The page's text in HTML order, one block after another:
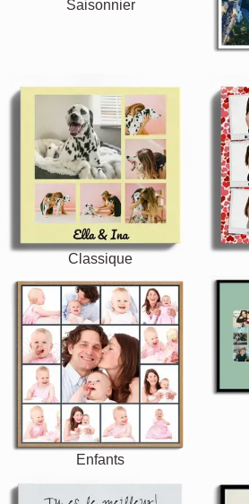
Saisonnier
Classique
Enfants